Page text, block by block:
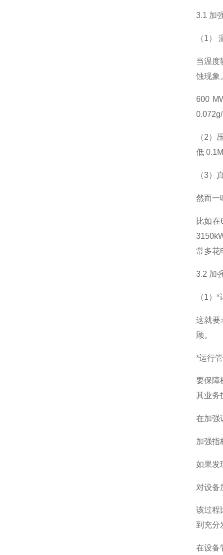
3.1 加
（1）
当温度
蚀现象
600
（2）
低
（3）
然而一
比如
常多花
3.2 加
（1）
这就要
顾。
*运行
要保障
其业务
在加强
加强指
如果发
对设备
该过程
到充分
在设备